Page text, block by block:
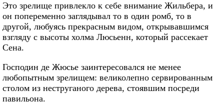
Это зрелище привлекло к себе внимание Жильбера, и
он попеременно заглядывал то в один ромб, то в
другой, любуясь прекрасным видом, открывавшимся
взгляду с высоты холма Люсьенн, который рассекает
Сена.
Господин де Жюсье заинтересовался не менее
любопытным зрелищем: великолепно сервированным
столом из неструганого дерева, стоявшим посреди
павильона.